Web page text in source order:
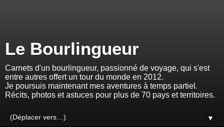
Le Bourlingueur
Carnets d'un bourlingueur, passionné de voyage, qui s'est
entre autres offert un tour du monde en 2012.
Je poursuis maintenant mes aventures à temps partiel.
Récits, photos et astuces pour plus de 70 pays et territoires.
▼